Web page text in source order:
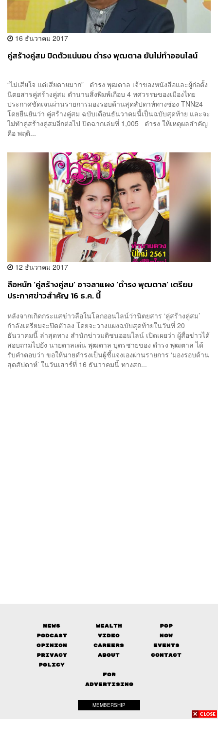
16 ธันวาคม 2017
คู่สร้างคู่สม ปิดตัวแน่นอน ดำรง พุฒตาล ยันไม่ทำออนไลน์
“ไม่เสียใจ แต่เสียดายมาก” ดำรง พุฒตาล เจ้าของหนังสือและผู้ก่อตั้ง
นิตยสารคู่สร้างคู่สม ตำนานสิ่งพิมพ์เกือบ 4 ทศวรรษของเมืองไทย
ประกาศชัดเจนผ่านรายการมองรอบด้านสุดสัปดาห์ทางช่อง TNN24
โดยยืนยันว่า คู่สร้างคู่สม ฉบับเดือนธันวาคมนี้เป็นฉบับสุดท้าย และจะ
ไม่ทำคู่สร้างคู่สมอีกต่อไป ปิดฉากเล่มที่ 1,005 ดำรง ให้เหตุผลสำคัญ
คือ พฤติ...
12 ธันวาคม 2017
ลือหนัก ‘คู่สร้างคู่สม’ อาจลาแผง ‘ดำรง พุฒตาล’ เตรียม
ประกาศข่าวสำคัญ 16 ธ.ค. นี้
หลังจากเกิดกระแสข่าวลือในโลกออนไลน์ว่านิตยสาร ‘คู่สร้างคู่สม’
กำลังเตรียมจะปิดตัวลง โดยจะวางแผงฉบับสุดท้ายในวันที่ 20
ธันวาคมนี้ ล่าสุดทาง สำนักข่าวมติชนออนไลน์ เปิดเผยว่า ผู้สื่อข่าวได้
สอบถามไปยัง นายตาลเด่น พุฒตาล บุตรชายของ ดำรง พุฒตาล ได้
รับคำตอบว่า ขอให้นายดำรงเป็นผู้ชี้แจงเองผ่านรายการ ‘มองรอบด้าน
สุดสัปดาห์’ ในวันเสาร์ที่ 16 ธันวาคมนี้ ทางสถ...
News Wealth
Pop
Podcast
Video
Now
Opinion
Careers
Events
Privacy
Policy
About Contact
FOR
ADVERTISING
MEMBERSHIP